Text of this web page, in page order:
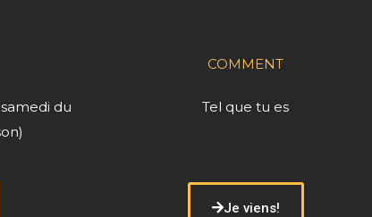
du
COMMENT
Tel que tu es
Je viens!